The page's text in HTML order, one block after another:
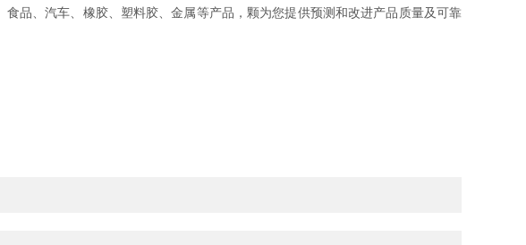
、汽车、橡胶、塑料胶、金属等产品，颗为您提供预测和改进产品质量及可靠